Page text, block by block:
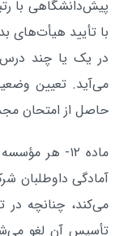
پیش‌دانشگاهی با
با تأیید هیأت‌های
در یک یا چند
می‌آید. تعیین
حاصل از امتحان
ماده ۱۲- هر
آمادگی داوطلبان
تأسیس آن لغو